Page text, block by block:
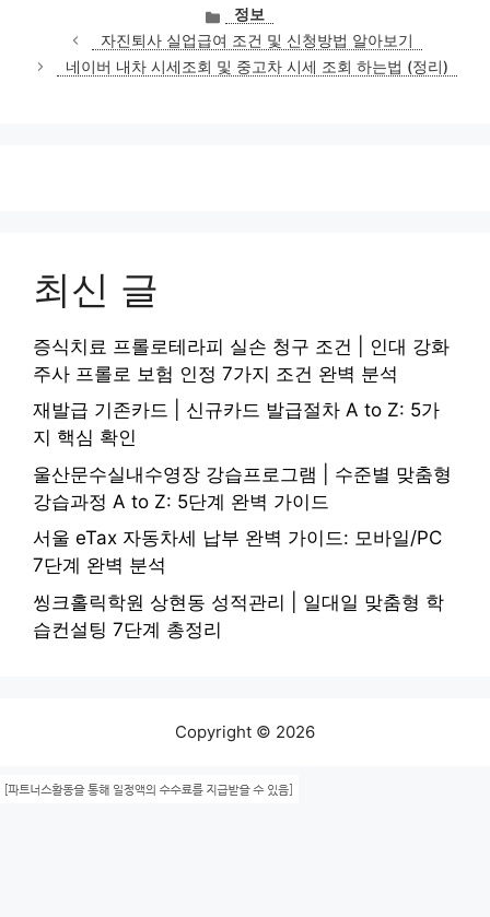
카
테
고
리
정보
자진퇴사 실업급여 조건 및 신청방법 알아보기
네이버 내차 시세조회 및 중고차 시세 조회 하는법 (정리)
최신 글
증식치료 프롤로테라피 실손 청구 조건 | 인대 강화
주사 프롤로 보험 인정 7가지 조건 완벽 분석
재발급 기존카드 | 신규카드 발급절차 A to Z: 5가
지 핵심 확인
울산문수실내수영장 강습프로그램 | 수준별 맞춤형
강습과정 A to Z: 5단계 완벽 가이드
서울 eTax 자동차세 납부 완벽 가이드: 모바일/PC
7단계 완벽 분석
씽크홀릭학원 상현동 성적관리 | 일대일 맞춤형 학
습컨설팅 7단계 총정리
Copyright © 2026